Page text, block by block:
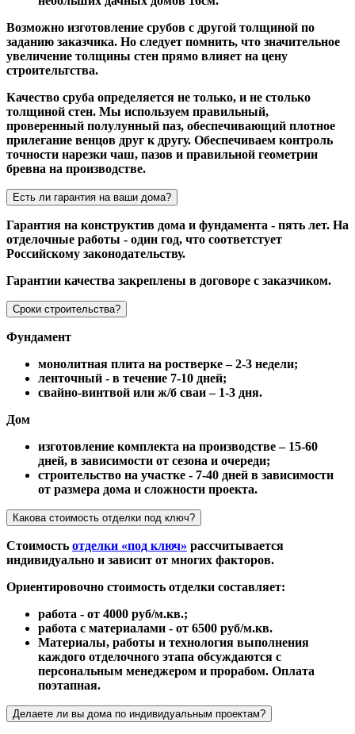
Возможно изготовление срубов с другой толщиной по
заданию заказчика. Но следует помнить, что значительное
увеличение толщины стен прямо влияет на цену
строительтства.
Качество сруба определяется не только, и не столько
толщиной стен. Мы используем правильный,
проверенный полулунный паз, обеспечивающий плотное
прилегание венцов друг к другу. Обеспечиваем контроль
точности нарезки чаш, пазов и правильной геометрии
бревна на производстве.
Есть ли гарантия на ваши дома?
Гарантия на конструктив дома и фундамента - пять лет. На
отделочные работы - один год, что соответстует
Российскому законодательству.
Гарантии качества закреплены в договоре с заказчиком.
Сроки строительства?
Фундамент
монолитная плита на ростверке – 2-3 недели;
ленточный - в течение 7-10 дней;
свайно-винтвой или ж/б сваи – 1-3 дня.
Дом
изготовление комплекта на производстве – 15-60
дней, в зависимости от сезона и очереди;
строительство на участке - 7-40 дней в зависимости
от размера дома и сложности проекта.
Какова стоимость отделки под ключ?
Стоимость отделки «под ключ» рассчитывается
индивидуально и зависит от многих факторов.
Ориентировочно стоимость отделки составляет:
работа - от 4000 руб/м.кв.;
работа с материалами - от 6500 руб/м.кв.
Материалы, работы и технология выполнения
каждого отделочного этапа обсуждаются с
персональным менеджером и прорабом. Оплата
поэтапная.
Делаете ли вы дома по индивидуальным проектам?